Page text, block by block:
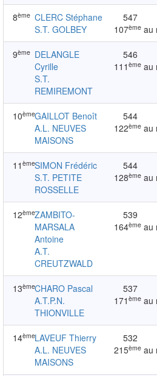
8ème CLERC Stéphane
S.T. GOLBEY
547
107èmeau
9ème DELANGLE
Cyrille
S.T.
REMIREMONT
546
111 èmeau
10èmeGAILLOT Benoît
A.L. NEUVES
MAISONS
544
122èmeau
11 èmeSIMON Frédéric
S.T. PETITE
ROSSELLE
544
128èmeau
12èmeZAMBITO-
MARSALA
Antoine
A.T.
CREUTZWALD
539
164èmeau
13èmeCHARO Pascal
A.T.P.N.
THIONVILLE
537
171 èmeau
14èmeLAVEUF Thierry
A.L. NEUVES
MAISONS
532
215èmeau